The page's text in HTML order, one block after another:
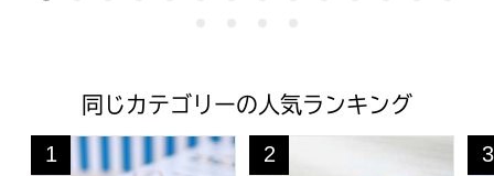
同じカテゴリーの人気ランキング
鳥取 寿製菓 大山ソフトクリームサンドクッキー18個入
1
位
イーペルの猫祭り ベルギー
2
位 3
位